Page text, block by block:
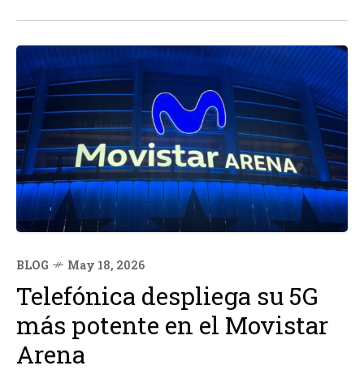
BLOG May 18, 2026
Telefónica despliega su 5G
más potente en el Movistar
Arena